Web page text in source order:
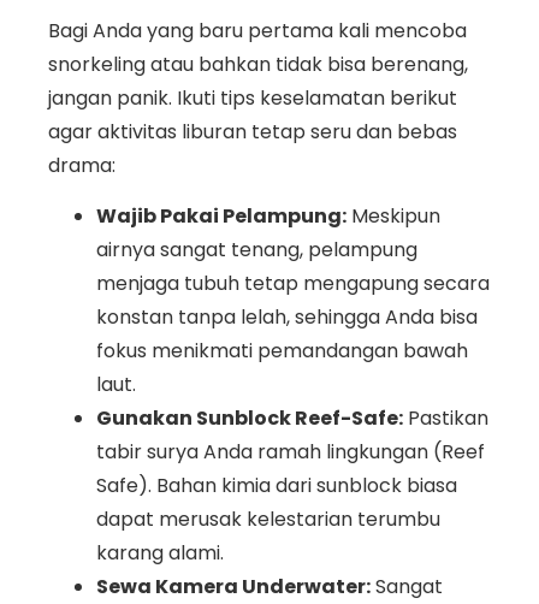
Bagi Anda yang baru pertama kali mencoba
snorkeling atau bahkan tidak bisa berenang,
jangan panik. Ikuti tips keselamatan berikut
agar aktivitas liburan tetap seru dan bebas
drama:
Wajib Pakai Pelampung: Meskipun
airnya sangat tenang, pelampung
menjaga tubuh tetap mengapung secara
konstan tanpa lelah, sehingga Anda bisa
fokus menikmati pemandangan bawah
laut.
Gunakan Sunblock Reef-Safe: Pastikan
tabir surya Anda ramah lingkungan (Reef
Safe). Bahan kimia dari sunblock biasa
dapat merusak kelestarian terumbu
karang alami.
Sewa Kamera Underwater:Sangat